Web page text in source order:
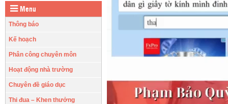
Menu
Thông báo
Kế hoạch
Phân công chuyên môn
Hoạt động nhà trường
Chuyên đề giáo dục
Thi đua – Khen thưởng